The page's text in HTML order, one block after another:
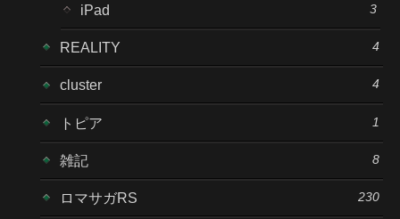
iPad 3
REALITY 4
cluster 4
トピア 1
雑記 8
ロマサガRS 230